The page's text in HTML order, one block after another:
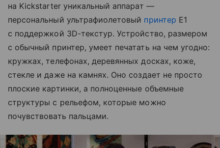
на Kickstarter уникальный аппарат —
персональный ультрафиолетовый принтер E1
с поддержкой 3D-текстур. Устройство, размером
с обычный принтер, умеет печатать на чем угодно:
кружках, телефонах, деревянных досках, коже,
стекле и даже на камнях. Оно создает не просто
плоские картинки, а полноценные объемные
структуры с рельефом, которые можно
почувствовать пальцами.